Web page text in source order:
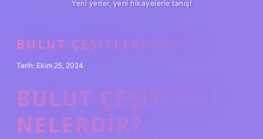
Yeni yerler, yeni hikayelerle tanış!
BULUT ÇEŞITLERI NEDIR
Tarih: Ekim 25, 2024
BULUT ÇEŞITLERI
NELERDIR?